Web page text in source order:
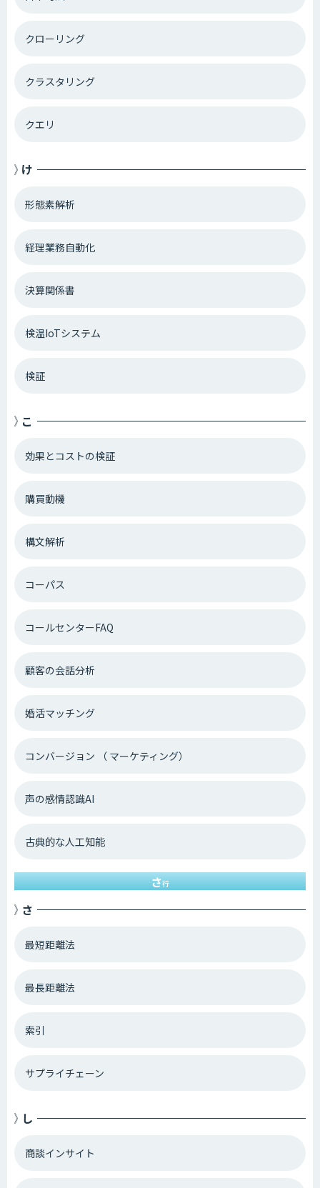
クローリング
クラスタリング
クエリ
け
形態素解析
経理業務自動化
決算関係書
検温IoTシステム
検証
こ
効果とコストの検証
購買動機
構文解析
コーパス
コールセンターFAQ
顧客の会話分析
婚活マッチング
コンバージョン （ マーケティング）
声の感情認識AI
古典的な人工知能
さ行
さ
最短距離法
最長距離法
索引
サプライチェーン
し
商談インサイト